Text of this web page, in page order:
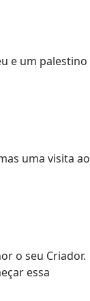
e um palestino
uma visita ao
o seu Criador.
essa